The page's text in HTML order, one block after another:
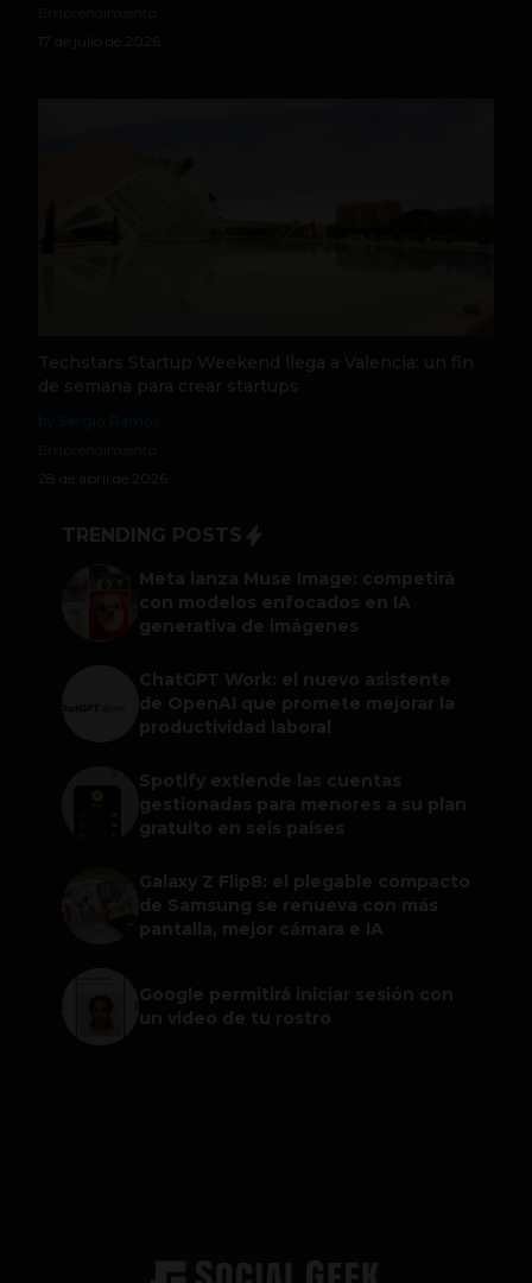
17 de julio de 2026
Techstars Startup Weekend llega a Valencia: un fin
de semana para crear startups
28 de abril de 2026
TRENDING POSTS
Meta lanza Muse Image: competirá
con modelos enfocados en IA
generativa de imágenes
ChatGPT Work: el nuevo asistente
de OpenAI que promete mejorar la
productividad laboral
Spotify extiende las cuentas
gestionadas para menores a su plan
gratuito en seis países
Galaxy Z Flip8: el plegable compacto
de Samsung se renueva con más
pantalla, mejor cámara e IA
Google permitirá iniciar sesión con
un video de tu rostro